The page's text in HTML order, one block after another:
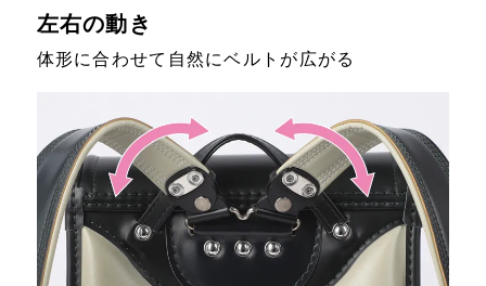
左右の動き
体形に合わせて自然にベルトが広がる